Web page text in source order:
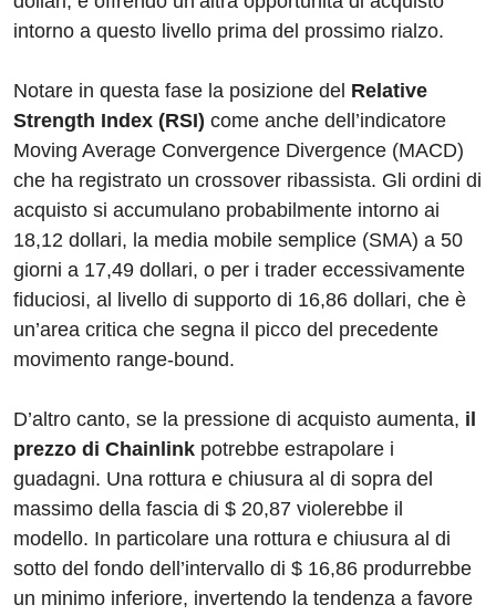
intorno a questo livello prima del prossimo rialzo.
Notare in questa fase la posizione del Relative
Strength Index (RSI) come anche dell’indicatore
Moving Average Convergence Divergence (MACD)
che ha registrato un crossover ribassista. Gli ordini di
acquisto si accumulano probabilmente intorno ai
18,12 dollari, la media mobile semplice (SMA) a 50
giorni a 17,49 dollari, o per i trader eccessivamente
fiduciosi, al livello di supporto di 16,86 dollari, che è
un’area critica che segna il picco del precedente
movimento range-bound.
D’altro canto, se la pressione di acquisto aumenta, il
prezzo di Chainlink potrebbe estrapolare i
guadagni. Una rottura e chiusura al di sopra del
massimo della fascia di $ 20,87 violerebbe il
modello. In particolare una rottura e chiusura al di
sotto del fondo dell’intervallo di $ 16,86 produrrebbe
un minimo inferiore, invertendo la tendenza a favore